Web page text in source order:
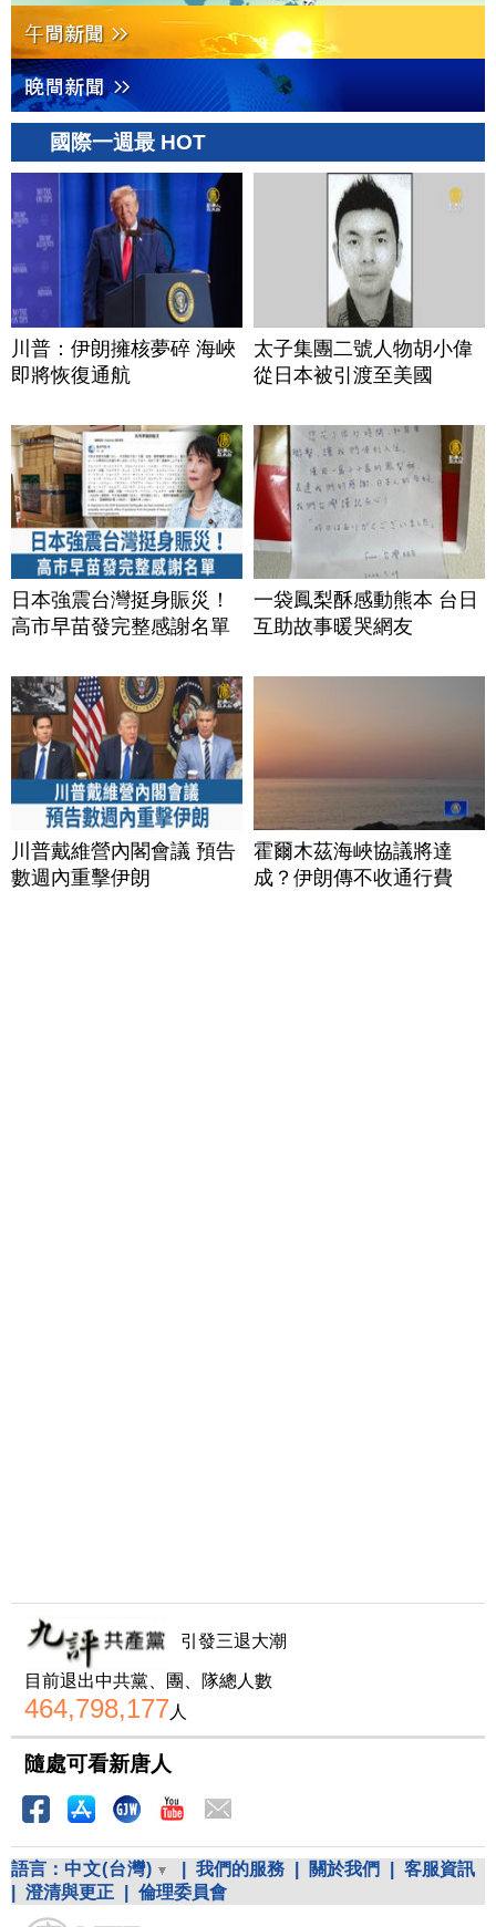
國際一週最 HOT
川普：伊朗擁核夢碎 海峽
即將恢復通航
太子集團二號人物胡小偉
從日本被引渡至美國
日本強震台灣挺身賑災！
高市早苗發完整感謝名單
一袋鳳梨酥感動熊本 台日
互助故事暖哭網友
川普戴維營內閣會議 預告
數週內重擊伊朗
霍爾木茲海峽協議將達
成？伊朗傳不收通行費
引發三退大潮
目前退出中共黨、團、隊總人數
464,798,177人
隨處可看新唐人
語言： 中文(台灣) 我們的服務 關於我們
客服資訊
澄清與更正 倫理委員會